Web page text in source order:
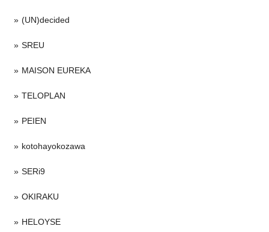
(UN)decided
SREU
MAISON EUREKA
TELOPLAN
PEIEN
kotohayokozawa
SERi9
OKIRAKU
HELOYSE